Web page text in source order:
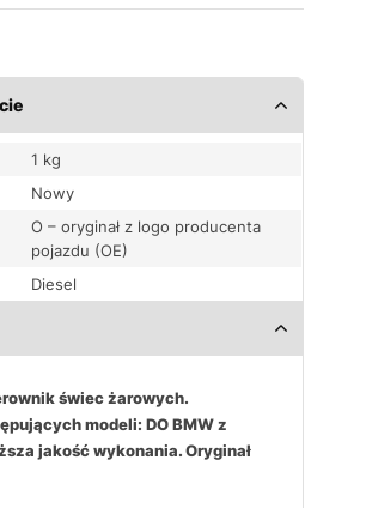
1 kg
Nowy
O – oryginał z logo producenta
pojazdu (OE)
Diesel
świec żarowych.
modeli: DO BMW z
jakość wykonania. Oryginał